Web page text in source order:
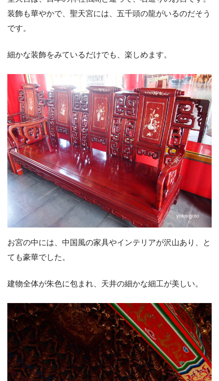
装飾も華やかで、聖天宮には、五千頭の龍がいるのだそう
です。
細かな装飾をみているだけでも、楽しめます。
お宮の中には、中国風の家具やインテリアが沢山あり、と
ても豪華でした。
建物全体が朱色に包まれ、天井の細かな細工が美しい。